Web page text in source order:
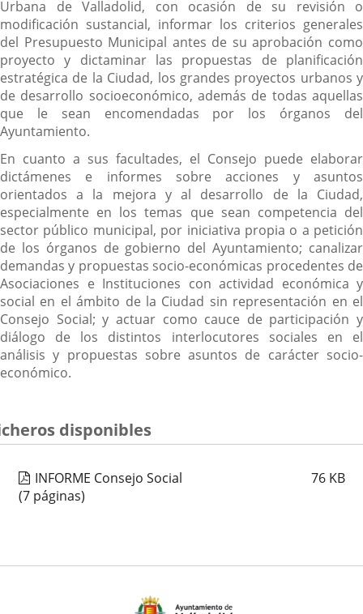
Urbana de Valladolid, con ocasión de su revisión o
modificación sustancial, informar los criterios generales
del Presupuesto Municipal antes de su aprobación como
proyecto y dictaminar las propuestas de planificación
estratégica de la Ciudad, los grandes proyectos urbanos y
de desarrollo socioeconómico, además de todas aquellas
que le sean encomendadas por los órganos del
Ayuntamiento.
En cuanto a sus facultades, el Consejo puede elaborar
dictámenes e informes sobre acciones y asuntos
orientados a la mejora y al desarrollo de la Ciudad,
especialmente en los temas que sean competencia del
sector público municipal, por iniciativa propia o a petición
de los órganos de gobierno del Ayuntamiento; canalizar
demandas y propuestas socio-económicas procedentes de
Asociaciones e Instituciones con actividad económica y
social en el ámbito de la Ciudad sin representación en el
Consejo Social; y actuar como cauce de participación y
diálogo de los distintos interlocutores sociales en el
análisis y propuestas sobre asuntos de carácter socio-
económico.
disponibles
INFORME Consejo Social 76 KB
(7 páginas)